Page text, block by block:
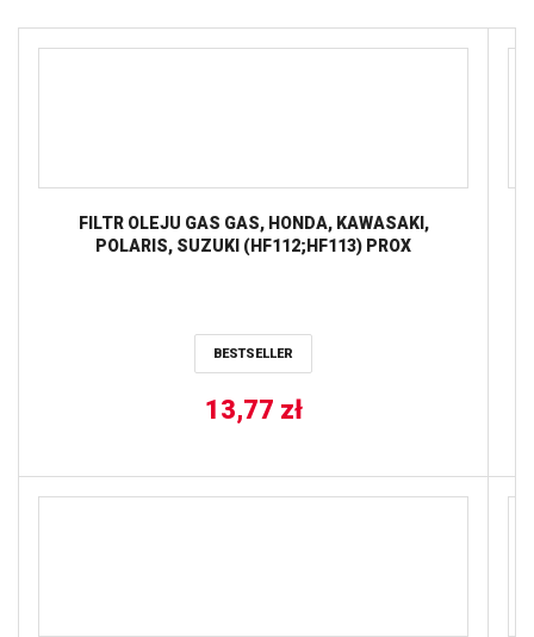
FILTR OLEJU GAS GAS, HONDA, KAWASAKI,
POLARIS, SUZUKI (HF112;HF113) PROX
BESTSELLER
13,77 zł